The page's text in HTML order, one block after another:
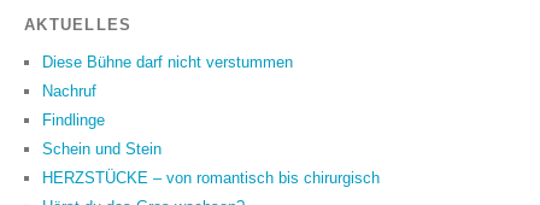
AKTUELLES
Diese Bühne darf nicht verstummen
Nachruf
Findlinge
Schein und Stein
HERZSTÜCKE – von romantisch bis chirurgisch